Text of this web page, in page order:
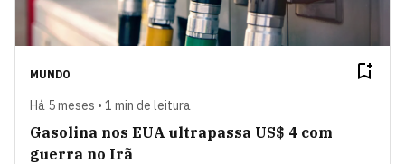
MUNDO
Há 5 meses • 1 min de leitura
Gasolina nos EUA ultrapassa US$ 4 com
guerra no Irã